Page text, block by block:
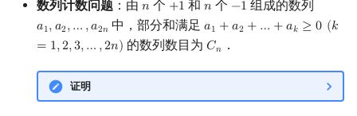
二次域
Pell 方程
数列计数问题 ：由 𝑛
n 个 +1
+1 和𝑛
n 个 −1
−1 组成的数列
𝑎1,𝑎2,… ,𝑎2𝑛
a1, a2,…,a2n 中，部分和满足𝑎1 +𝑎2 + … +𝑎𝑘 ≥ 0 (𝑘
= 1,2,3,… ,2𝑛)
a1 +a 2+…+ ak ≥0 (k=1, 2, 3,…
的数列数目为𝐶𝑛
Cn ．
证明